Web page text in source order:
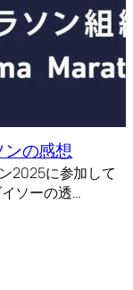
の感想
2025に参加して
ソーの透…